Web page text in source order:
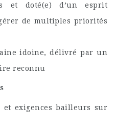
et doté(e) d’un esprit
de multiples priorités
idoine, délivré par un
reconnu
et exigences bailleurs sur